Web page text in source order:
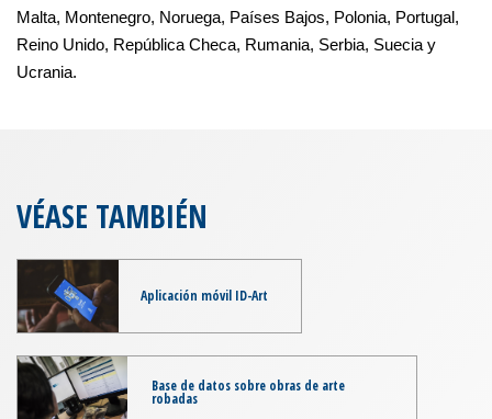
Malta, Montenegro, Noruega, Países Bajos, Polonia, Portugal,
Reino Unido, República Checa, Rumania, Serbia, Suecia y
Ucrania.
VÉASE TAMBIÉN
Aplicación móvil ID-Art
Base de datos sobre obras de arte
robadas